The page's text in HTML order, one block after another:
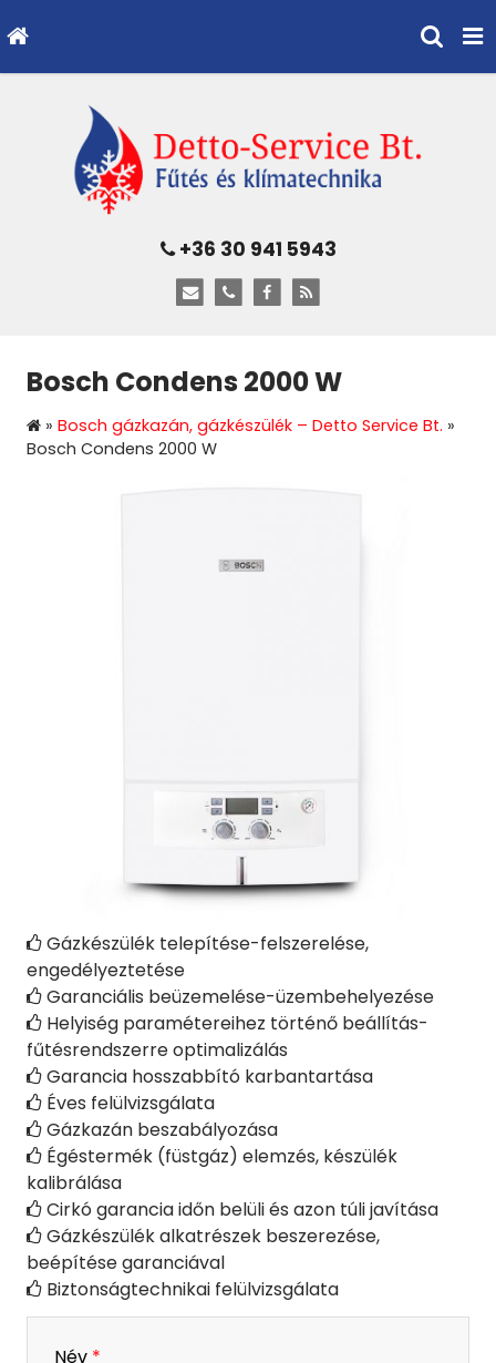
+36 30 941 5943
Bosch Condens 2000 W
» Bosch gázkazán, gázkészülék – Detto Service Bt. »
Bosch Condens 2000 W
 Gázkészülék telepítése-felszerelése,
engedélyeztetése
 Garanciális beüzemelése-üzembehelyezése
 Helyiség paramétereihez történő beállítás-
fűtésrendszerre optimalizálás
 Garancia hosszabbító karbantartása
 Éves felülvizsgálata
 Gázkazán beszabályozása
 Égéstermék (füstgáz) elemzés, készülék
kalibrálása
 Cirkó garancia időn belüli és azon túli javítása
 Gázkészülék alkatrészek beszerezése,
beépítése garanciával
 Biztonságtechnikai felülvizsgálata
-
Név *